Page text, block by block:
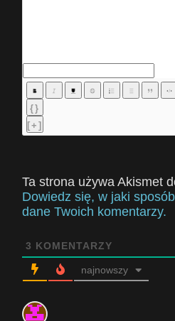
{}
[+]
Ta strona używa Akismet
Dowiedz się, w jaki
dane Twoich komentarzy.
3 KOMENTARZY
najnowszy